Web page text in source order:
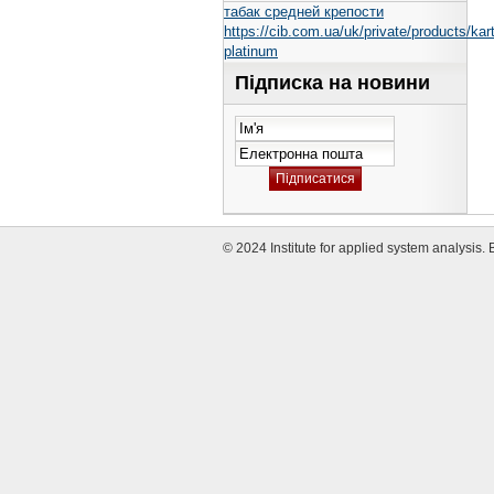
табак средней крепости
https://cib.com.ua/uk/private/products/
platinum
Підписка на новини
© 2024 Institute for applied system analysis.